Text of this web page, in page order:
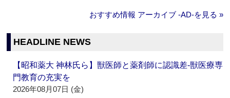
おすすめ情報 アーカイブ ‐AD‐を見る »
HEADLINE NEWS
【昭和薬大 神林氏ら】獣医師と薬剤師に認識差‐獣医療専
門教育の充実を
2026年08月07日 (金)